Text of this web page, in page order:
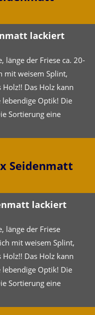
lackiert
länge der Friese ca. 20-
mit weisem Splint,
Das Holz kann
Optik! Die
Sortierung eine
Seidenmatt
lackiert
länge der Friese
mit weisem Splint,
Das Holz kann
Optik! Die
Sortierung eine